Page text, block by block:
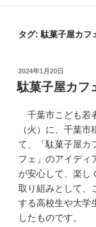
タグ:駄菓子屋カフ
投
稿
日:
2024年1月20日
駄菓子屋カフ
千葉市こども若
（火）に、千葉
て、「駄菓子屋カ
フェ」のアイディ
が安心して、楽し
取り組みとして、
する高校生や大学
したものです。